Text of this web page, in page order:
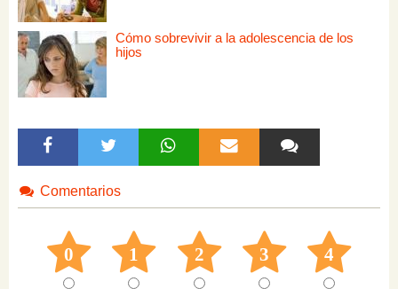
Cómo sobrevivir a la adolescencia de los
hijos
Comentarios
0 1 2 3 4